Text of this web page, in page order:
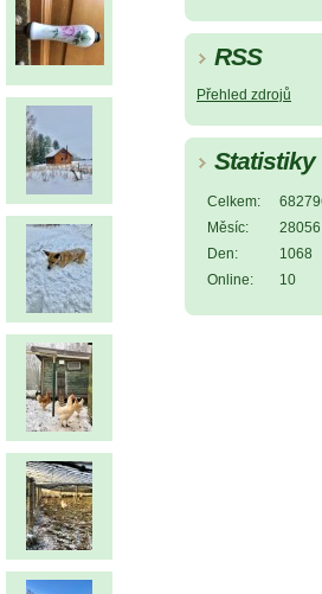
RSS
Přehled zdrojů
Statistiky
Online: 10
Celkem:
Měsíc:
28056
Den:
1068